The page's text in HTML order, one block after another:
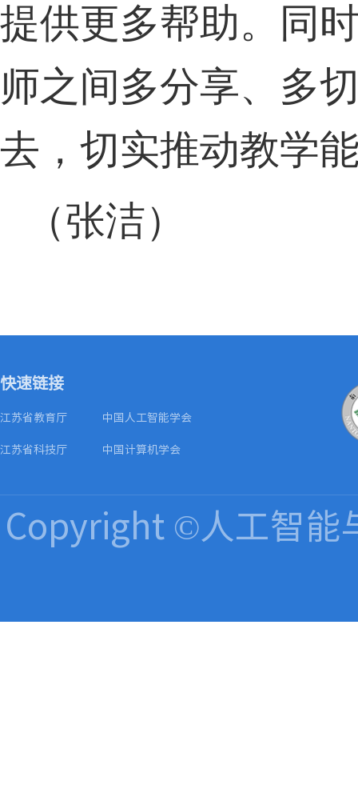
提供更多帮助。同
师之间多分享、多
去，切实推动教学
（张洁）
快速链接
江苏省教育厅
中国人工智能学会
江苏省科技厅
中国计算机学会
Copyright ©人工智能